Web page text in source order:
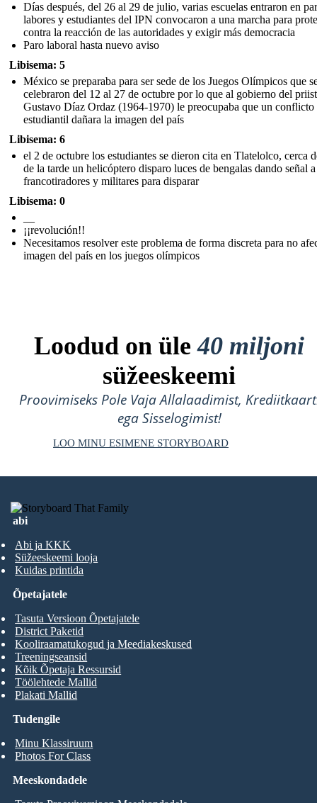
Días después, del 26 al 29 de julio, varias escuelas entraron en
labores y estudiantes del IPN convocaron a una marcha para
contra la reacción de las autoridades y exigir más democracia
Paro laboral hasta nuevo aviso
Libisema: 5
México se preparaba para ser sede de los Juegos Olímpicos que
celebraron del 12 al 27 de octubre por lo que al gobierno del
Gustavo Díaz Ordaz (1964-1970) le preocupaba que un conflicto
estudiantil dañara la imagen del país
Libisema: 6
el 2 de octubre los estudiantes se dieron cita en Tlatelolco, cerca
de la tarde un helicóptero disparo luces de bengalas dando señal
francotiradores y militares para disparar
Libisema: 0
¡¡revolución!!
Necesitamos resolver este problema de forma discreta para no
imagen del país en los juegos olímpicos
Loodud on üle40 miljoni
süžeeskeemi
Proovimiseks Pole Vaja Allalaadimist,
ega Sisselogimist!
LOO MINU ESIMENE STORYBOARD
abi
Abi ja KKK
Süžeeskeemi looja
Kuidas printida
Tudengile
Minu Klassiruum
Photos For Class
Õpetajatele
Tasuta Versioon Õpetajatele
District Paketid
Kooliraamatukogud ja Meediakeskused
Treeningseansid
Kõik Õpetaja Ressursid
Töölehtede Mallid
Plakati Mallid
Meeskondadele